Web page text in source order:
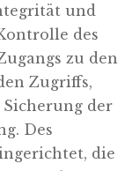
und
des
zu den
Zugriffs,
Sicherung der
Des
die